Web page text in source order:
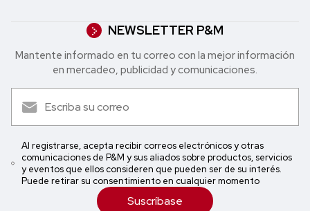
NEWSLETTER P&M
Mantente informado en tu correo con la mejor in formación
en mercadeo, publicidad y comunicaciones.
Al registrarse, acepta recibir correos electrónicos y otras
comunicaciones de P&M y sus aliados sobre productos, servicios
y eventos que ellos consideren que pueden ser de su interés.
Puede retirar su consentimiento en cualquier momento
Suscríbase